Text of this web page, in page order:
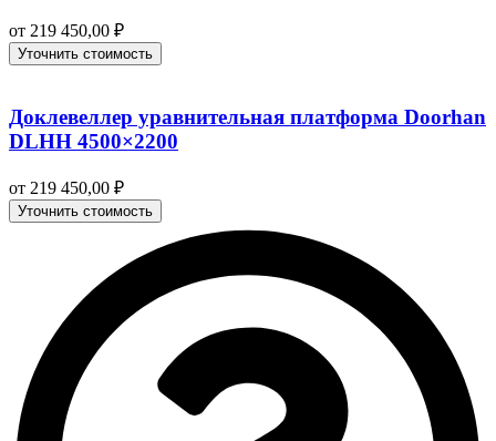
от 219 450,00 ₽
Уточнить стоимость
Доклевеллер уравнительная платформа Doorhan
DLHH 4500×2200
от 219 450,00 ₽
Уточнить стоимость